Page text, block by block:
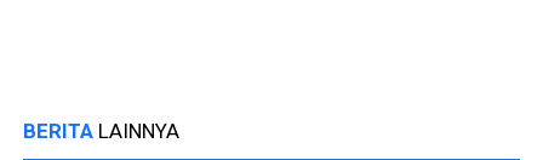
BERITA LAINNYA